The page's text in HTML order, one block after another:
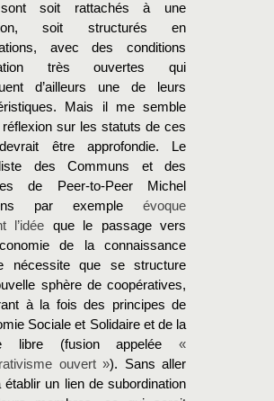
soit rattachés à une
soit structurés en
avec des conditions
très ouvertes qui
d’ailleurs une de leurs
Mais il me semble
réflexion sur les statuts de ces
être approfondie. Le
des Communs et des
de Peer-to-Peer Michel
par exemple évoque
l’idée que le passage vers
de la connaissance
nécessite que se structure
sphère de coopératives,
à la fois des principes de
Sociale et Solidaire et de la
libre (fusion appelée «
ouvert »). Sans aller
établir un lien de subordination